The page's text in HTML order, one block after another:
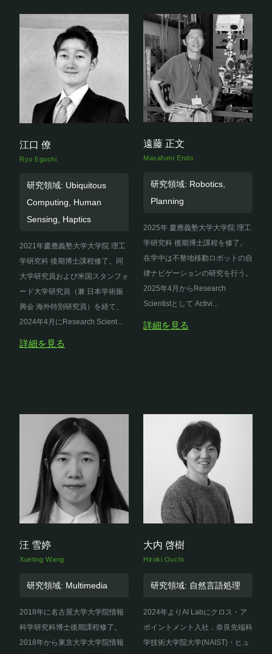
江口 僚
Ryo Eguchi
研究領域: Ubiquitous
Computing, Human
Sensing, Haptics
2021年慶應義塾大学大学院 理工
学研究科 後期博士課程修了。同
大学研究員および米国スタンフォ
ード大学研究員（兼 日本学術振
興会 海外特別研究員）を経て、
2024年4月にResearch Scient...
詳細を見る
遠藤 正文
Masafumi Endo
研究領域: Robotics,
Planning
2025年 慶應義塾大学大学院 理工
学研究科 後期博士課程を修了。
在学中は不整地移動ロボットの自
律ナビゲーションの研究を行う。
2025年4月からResearch
Scientistとして Activi...
詳細を見る
汪 雪婷
Xueting Wang
研究領域: Multimedia
2018年に名古屋大学大学院情報
科学研究科博士後期課程修了。
2018年から東京大学大学院情報
大内 啓樹
Hiroki Ouchi
研究領域: 自然言語処理
2024年よりAI Labにクロス・ア
ポイントメント入社．奈良先端科
学技術大学院大学(NAIST)・ヒュ